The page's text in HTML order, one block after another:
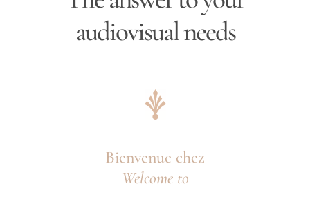
audiovisual needs
Bienvenue chez
Welcome to